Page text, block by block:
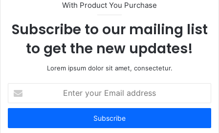
e
With Product You Purchase
Subscribe to our mailing list
to get the new updates!
Lorem ipsum dolor sit amet, consectetur.
t
r